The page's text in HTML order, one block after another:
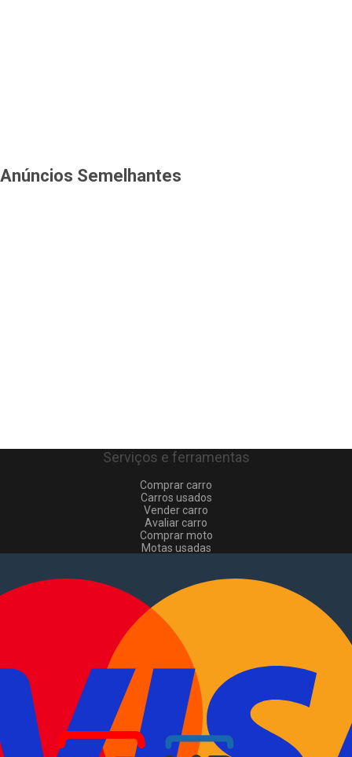
Anúncios Semelhantes
Serviços e ferramentas
Comprar carro
Carros usados
Vender carro
Avaliar carro
Comprar moto
Motas usadas
Comerciais usados
Vender comerciais
Informações
Como comprar e vender
Pacotes de anúncios
Verificar VIN e matrícula
Sitemap
EN
Sobre Nós